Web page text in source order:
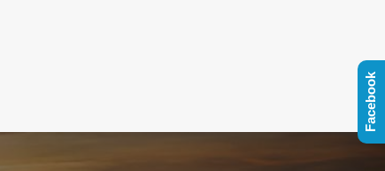
Facebook